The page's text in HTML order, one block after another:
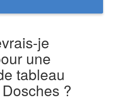
je
une
tableau
?